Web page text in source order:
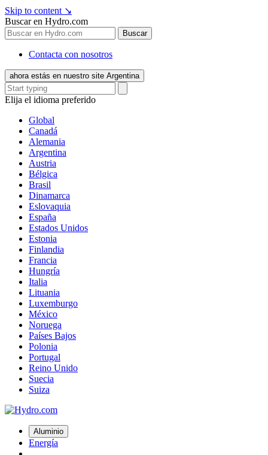
Skip to content ↘
Buscar en Hydro.com
Buscar
Contacta con nosotros
ahora estás en nuestro site Argentina
Elija el idioma preferido
Global
Canadá
Alemania
Argentina
Austria
Bélgica
Brasil
Dinamarca
Eslovaquia
España
Estados Unidos
Estonia
Finlandia
Francia
Hungría
Italia
Lituania
Luxemburgo
México
Noruega
Países Bajos
Polonia
Portugal
Reino Unido
Suecia
Suiza
Aluminio
Energía